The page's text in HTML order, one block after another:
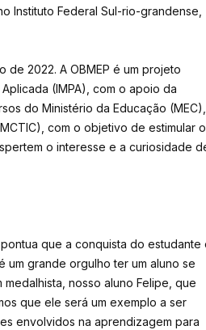
Instituto Federal Sul-rio-grandense,
de 2022. A OBMEP é um projeto
(IMPA), com o apoio da
do Ministério da Educação (MEC),
com o objetivo de estimular o
o interesse e a curiosidade
que a conquista do estudante
um grande orgulho ter um aluno se
nosso aluno Felipe, que
que ele será um exemplo a ser
envolvidos na aprendizagem para